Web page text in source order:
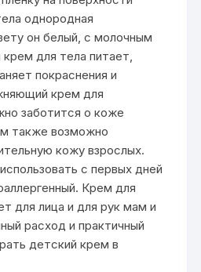
однородная
он белый, с молочным
для тела питает,
покраснения и
крем для
заботится о коже
также возможно
кожу взрослых.
с первых дней
Крем для
для лица и для рук мам и
расход и практичный
детский крем в